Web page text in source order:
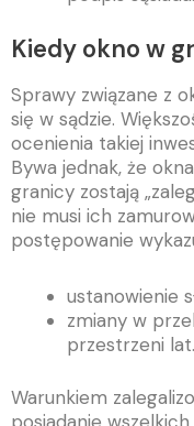
Kiedy okno w
Sprawy związane z
się w sądzie.
ocenienia takiej
Bywa jednak, że
granicy zostają
nie musi ich
postępowanie
ustanowienie
zmiany w
przestrzeni lat.
Warunkiem